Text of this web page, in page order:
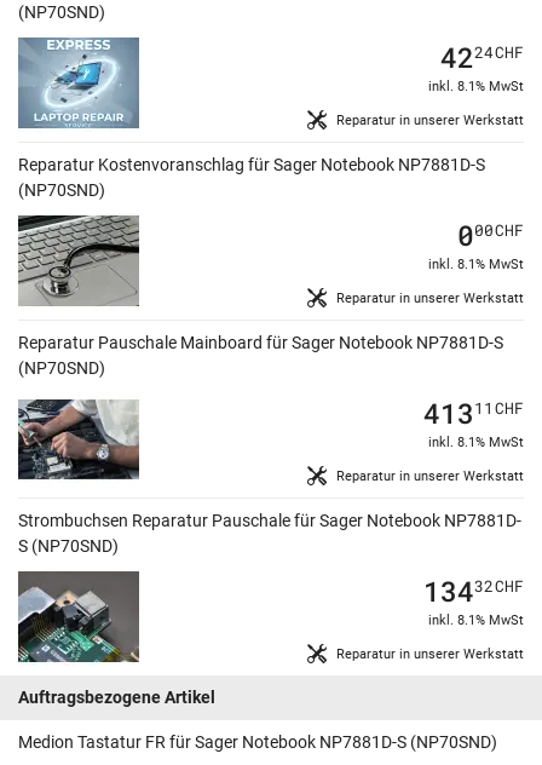
(NP70SND)
Reparatur in unserer Werkstatt
4224CHF
inkl. 8.1% MwSt
Reparatur Kostenvoranschlag für Sager Notebook NP7881D-S
(NP70SND)
Reparatur in unserer Werkstatt
000CHF
inkl. 8.1% MwSt
Reparatur Pauschale Mainboard für Sager Notebook NP7881D-S
(NP70SND)
Reparatur in unserer Werkstatt
41311 CHF
inkl. 8.1% MwSt
Strombuchsen Reparatur Pauschale für Sager Notebook NP7881D-
S (NP70SND)
Reparatur in unserer Werkstatt
13432CHF
inkl. 8.1% MwSt
Auftragsbezogene Artikel
Medion Tastatur FR für Sager Notebook NP7881D-S (NP70SND)